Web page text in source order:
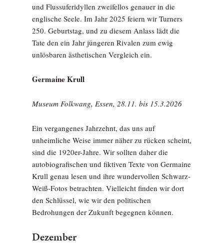
und Flussuferidyllen zweifellos genauer in die
englische Seele. Im Jahr 2025 feiern wir Turners
250. Geburtstag, und zu diesem Anlass lädt die
Tate den ein Jahr jüngeren Rivalen zum ewig
unlösbaren ästhetischen Vergleich ein.
Germaine Krull
Museum Folkwang, Essen, 28.11. bis 15.3.2026
Ein vergangenes Jahrzehnt, das uns auf
unheimliche Weise immer näher zu rücken scheint,
sind die 1920er-Jahre. Wir sollten daher die
autobiografischen und fiktiven Texte von Germaine
Krull genau lesen und ihre wundervollen Schwarz-
Weiß-Fotos betrachten. Vielleicht finden wir dort
den Schlüssel, wie wir den politischen
Bedrohungen der Zukunft begegnen können.
Dezember